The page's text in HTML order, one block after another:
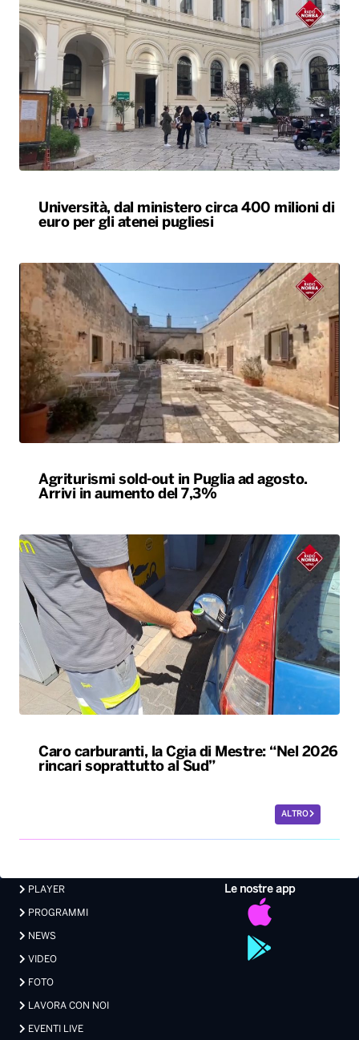
Università, dal ministero circa 400 milioni di
euro per gli atenei pugliesi
Agriturismi sold-out in Puglia ad agosto.
Arrivi in aumento del 7,3%
Caro carburanti, la Cgia di Mestre: “Nel 2026
rincari soprattutto al Sud”
ALTRO
Le nostre app
PLAYER
PROGRAMMI
NEWS
VIDEO
FOTO
LAVORA CON NOI
EVENTI LIVE